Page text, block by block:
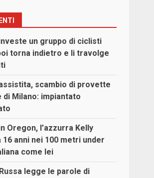
un gruppo di ciclisti
torna indietro e li travolge
scambio di provette
di Milano: impiantato
Oregon, l’azzurra Kelly
16 anni nei 100 metri under
come lei
legge le parole di